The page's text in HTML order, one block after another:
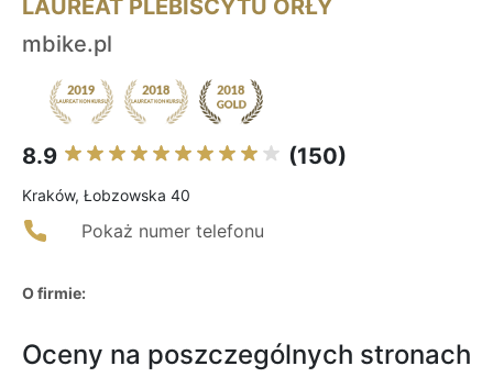
LAUREAT PLEBISCYTU ORŁY
mbike.pl
8.9 (150)
Kraków, Łobzowska 40
Pokaż numer telefonu
O firmie:
Oceny na poszczególnych stronach